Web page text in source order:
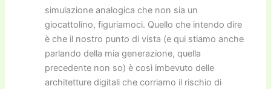
simulazione analogica che non sia un
giocattolino, figuriamoci. Quello che intendo dire
è che il nostro punto di vista (e qui stiamo anche
parlando della mia generazione, quella
precedente non so) è così imbevuto delle
architetture digitali che corriamo il rischio di